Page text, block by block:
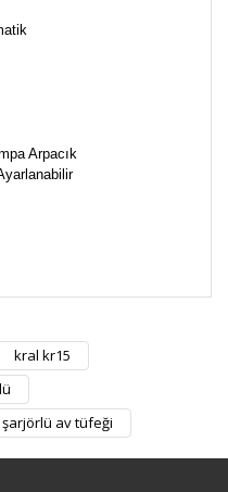
Arpacık
siz yapın!
kral kr15
av tüfeği